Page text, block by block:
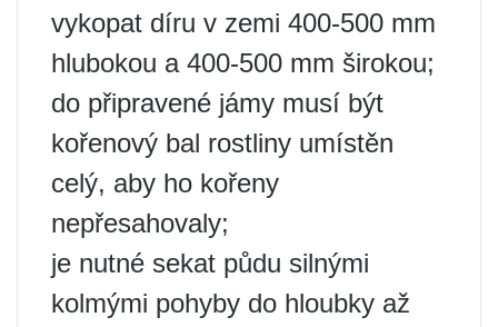
vykopat díru v zemi 400-500 mm
hlubokou a 400-500 mm širokou;
do připravené jámy musí být
kořenový bal rostliny umístěn
celý, aby ho kořeny
nepřesahovaly;
je nutné sekat půdu silnými
kolmými pohyby do hloubky až